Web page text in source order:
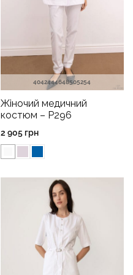
4042444648505254
Жіночий медичний
костюм – P296
2 905 грн